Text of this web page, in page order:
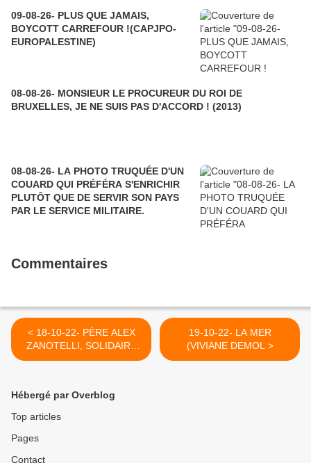
09-08-26- PLUS QUE JAMAIS,
BOYCOTT CARREFOUR !(CAPJPO-
EUROPALESTINE)
08-08-26- MONSIEUR LE PROCUREUR DU ROI DE
BRUXELLES, JE NE SUIS PAS D'ACCORD ! (2013)
08-08-26- LA PHOTO TRUQUÉE D'UN
COUARD QUI PRÉFÉRA S'ENRICHIR
PLUTÔT QUE DE SERVIR SON PAYS
PAR LE SERVICE MILITAIRE.
Commentaires
< 18-10-22- PÈRE ALEX
ZANOTELLI, SOLIDAIRE
AVEC LES PAUVRES ET
19-10-22- LA MER
(VIVIANE DEMOL >
Hébergé par Overblog
Top articles
Pages
Contact